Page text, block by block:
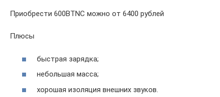
Приобрести 600BTNC можно от 6400 рублей
Плюсы
быстрая зарядка;
небольшая масса;
хорошая изоляция внешних звуков.